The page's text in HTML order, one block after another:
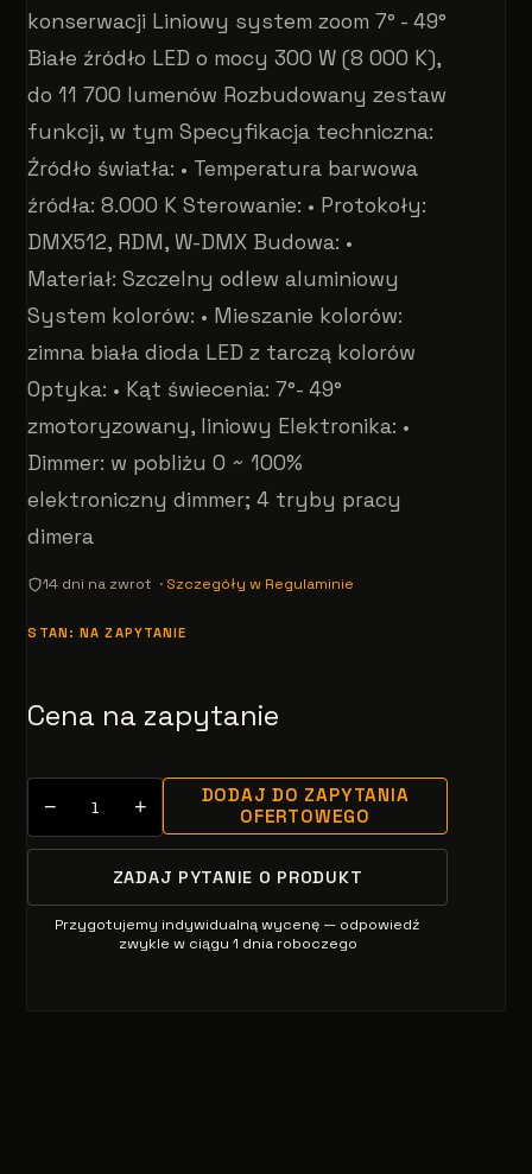
konserwacji Liniowy system zoom 7° - 49°
Białe źródło LED o mocy 300 W (8 000 K),
do 11 700 lumenów Rozbudowany zestaw
funkcji, w tym Specyfikacja techniczna:
Źródło światła: • Temperatura barwowa
źródła: 8.000 K Sterowanie: • Protokoły:
DMX512, RDM, W-DMX Budowa: •
Materiał: Szczelny odlew aluminiowy
System kolorów: • Mieszanie kolorów:
zimna biała dioda LED z tarczą kolorów
Optyka: • Kąt świecenia: 7°- 49°
zmotoryzowany, liniowy Elektronika: •
Dimmer: w pobliżu 0 ~ 100%
elektroniczny dimmer; 4 tryby pracy
dimera
14 dni na zwrot · Szczegóły w Regulaminie
STAN: NA ZAPYTANIE
Cena na zapytanie
− +
DODAJ DO ZAPYTANIA
OFERTOWEGO
ZADAJ PYTANIE O PRODUKT
Przygotujemy indywidualną wycenę — odpowiedź
zwykle w ciągu 1 dnia roboczego